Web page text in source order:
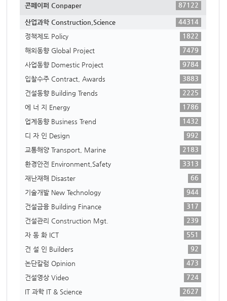
콘페이퍼 Conpaper 87122
산업과학 Construction,Science
44314
정책제도 Policy
1822
해외동향 Global Project
7479
사업동향 Domestic Project
9784
입찰수주 Contract, Awards
3883
건설동향 Building Trends
2225
에 너 지 Energy
1786
업계동향 Business Trend
1432
디 자 인 Design
992
교통해양 Transport, Marine
2183
환경안전 Environment,Safety
3313
재난재해 Disaster
66
기술개발 New Technology
944
건설금융 Building Finance
317
건설관리 Construction Mgt.
239
자 동 화 ICT
551
건 설 인 Builders
92
논단칼럼 Opinion
473
건설영상 Video
724
IT 과학 IT & Science
2627